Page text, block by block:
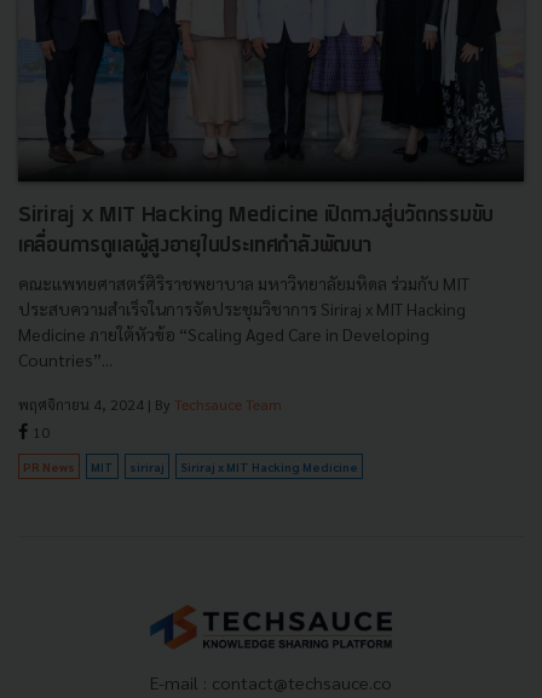
Siriraj x MIT Hacking Medicine เปิดทางสู่นวัตกรรมขับ
เคลื่อนการดูแลผู้สูงอายุในประเทศกำลังพัฒนา
คณะแพทยศาสตร์ศิริราชพยาบาล มหาวิทยาลัยมหิดล ร่วมกับ MIT
ประสบความสำเร็จในการจัดประชุมวิชาการ Siriraj x MIT Hacking
Medicine ภายใต้หัวข้อ “Scaling Aged Care in Developing
Countries”...
พฤศจิกายน 4, 2024 | By Techsauce Team
10
PR News MIT siriraj Siriraj x MIT Hacking Medicine
E-mail : contact@techsauce.co